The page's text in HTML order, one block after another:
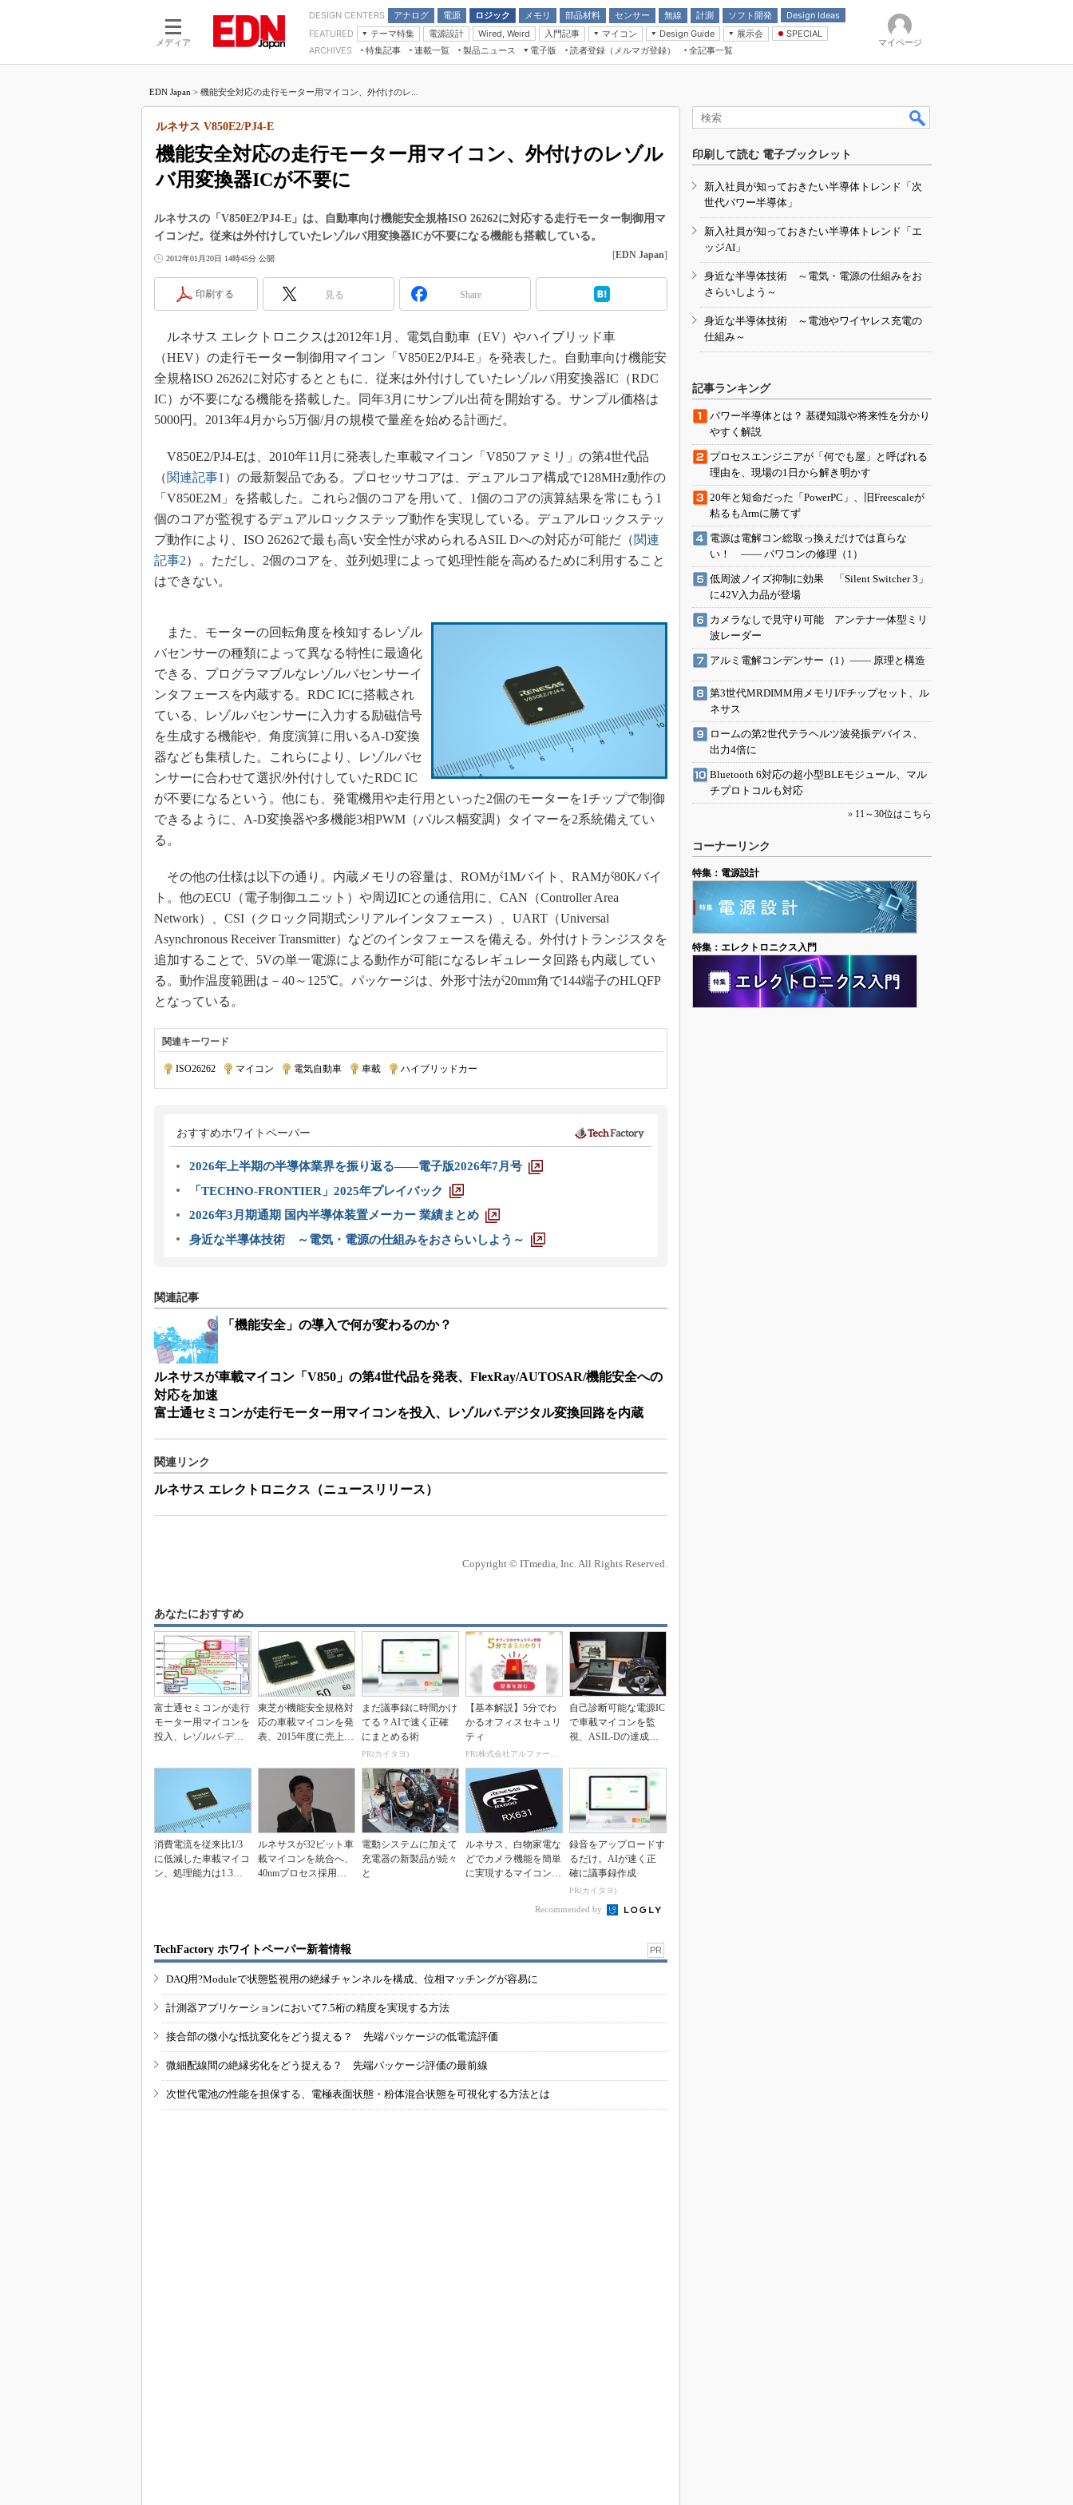
メディア
DESIGN CENTERS アナログ
電源
モーター
ロジック
LSI
メモリ
部品材料
受動部品
センサー 無線 計測 ソフト開発
Design Ideas
アナログ機能回路
計測とテスト
Wired, Weird
FEATURED
テーマ特集
つながるクルマ
エレクトロニクス入門
5G（EE Times Japan）
製品解剖（EE Times Japan）
電源設計 Wired, Weird
入門記事
モーター入門
マイコン
マイコン講座
Design Guide
計測機器
展示会
CEATEC
組込み/エッジコンピューティング展
人とくるま展
SPECIAL
Microchip情報
ARCHIVES 特集記事
連載一覧
マイクロプロセッサ懐古録
用講座
たった2つの式で始めるDC/DCコン
バーターの設計
DC-DCコンバーター活用講座
Wired, Weird
マイコン講座
Q&Aで学ぶマイコン講座
高速シリアル伝送技術講座
アナログ設計のきほん／ADCとノイ
ズ編
めざせ高効率！ モーター駆動入門講
Bluetooth mesh入門
最新記事一覧
計測器メーカーから見た5G
USB Type-Cの登場で評価試験はど
う変わる？
IoT時代の無線規格を知る【Thread
製品ニュース
電子版
電子ブックレット
読者登録（メルマガ登録） 全記事一覧
マイページ
EDN Japan > 機能安全対応の走行モーター用マイコン、外付けのレ...
機能安全対応の走行モーター用マイコン、外付けのレゾル
バ用変換器ICが不要に
ルネサス V850E2/PJ4-E
ルネサスの「V850E2/PJ4-E」は、自動車向け機能安全規格ISO 26262に対応する走行モーター制御用マ
イコンだ。従来は外付けしていたレゾルバ用変換器ICが不要になる機能も搭載している。
2012年01月20日 14時45分 公開 [EDN Japan]
印刷する 見る Share
ルネサス エレクトロニクスは2012年1月、電気自動車（EV）やハイブリッド車
（HEV）の走行モーター制御用マイコン「V850E2/PJ4-E」を発表した。自動車向け機能安
全規格ISO 26262に対応するとともに、従来は外付けしていたレゾルバ用変換器IC（RDC
IC）が不要になる機能を搭載した。同年3月にサンプル出荷を開始する。サンプル価格は
5000円。2013年4月から5万個/月の規模で量産を始める計画だ。
V850E2/PJ4-Eは、2010年11月に発表した車載マイコン「V850ファミリ」の第4世代品
（関連記事1 ）の最新製品である。プロセッサコアは、デュアルコア構成で128MHz動作の
「V850E2M」を搭載した。これら2個のコアを用いて、1個のコアの演算結果を常にもう1
個のコアが監視するデュアルロックステップ動作を実現している。デュアルロックステッ
プ動作により、ISO 26262で最も高い安全性が求められるASIL Dへの対応が可能だ（関連
記事2）。ただし、2個のコアを、並列処理によって処理性能を高めるために利用すること
はできない。
また、モーターの回転角度を検知するレゾル
バセンサーの種類によって異なる特性に最適化
できる、プログラマブルなレゾルバセンサーイ
ンタフェースを内蔵する。RDC ICに搭載され
ている、レゾルバセンサーに入力する励磁信号
を生成する機能や、角度演算に用いるA-D変換
器なども集積した。これらにより、レゾルバセ
ンサーに合わせて選択/外付けしていたRDC IC
が不要になるという。他にも、発電機用や走行用といった2個のモーターを1チップで制御
できるように、A-D変換器や多機能3相PWM（パルス幅変調）タイマーを2系統備えてい
る。
その他の仕様は以下の通り。内蔵メモリの容量は、ROMが1Mバイト、RAMが80Kバイ
ト。他のECU（電子制御ユニット）や周辺ICとの通信用に、CAN（Controller Area
Network）、CSI（クロック同期式シリアルインタフェース）、UART（Universal
Asynchronous Receiver Transmitter）などのインタフェースを備える。外付けトランジスタを
追加することで、5Vの単一電源による動作が可能になるレギュレータ回路も内蔵してい
る。動作温度範囲は－40～125℃。パッケージは、外形寸法が20mm角で144端子のHLQFP
となっている。
関連キーワード
ISO26262 マイコン 電気自動車 車載 ハイブリッドカー
おすすめホワイトペーパー
2026年上半期の半導体業界を振り返る――電子版2026年7月号
「TECHNO-FRONTIER」2025年プレイバック
2026年3月期通期 国内半導体装置メーカー 業績まとめ
身近な半導体技術 ～電気・電源の仕組みをおさらいしよう～
関連記事
「機能安全」の導入で何が変わるのか？
ルネサスが車載マイコン「V850」の第4世代品を発表、FlexRay/AUTOSAR/機能安全への
対応を加速
富士通セミコンが走行モーター用マイコンを投入、レゾルバ‐デジタル変換回路を内蔵
関連リンク
ルネサス エレクトロニクス（ニュースリリース）
Copyright © ITmedia, Inc. All Rights Reserved.
あなたにおすすめ
富士通セミコンが走行
モーター用マイコンを
投入、レゾルバ‐デジ
東芝が機能安全規格対
応の車載マイコンを発
表、2015年度に売上高
まだ議事録に時間かけ
てる？AIで速く正確
にまとめる術
PR(カイタヨ)
【基本解説】5分でわ
かるオフィスセキュリ
ティ
PR(株式会社アルファーテクノ)
自己診断可能な電源IC
で車載マイコンを監
視、ASIL-Dの達成が
消費電流を従来比1/3
に低減した車載マイコ
ン、処理能力は1.3倍
ルネサスが32ビット車
載マイコンを統合へ、
40nmプロセス採用の
電動システムに加えて
充電器の新製品が続々
と
ルネサス、白物家電な
どでカメラ機能を簡単
に実現するマイコンを
録音をアップロードす
るだけ。AIが速く正
確に議事録作成
PR(カイタヨ)
Recommended by
TechFactory ホワイトペーパー新着情報 PR
DAQ用?Moduleで状態監視用の絶縁チャンネルを構成、位相マッチングが容易に
計測器アプリケーションにおいて7.5桁の精度を実現する方法
接合部の微小な抵抗変化をどう捉える？ 先端パッケージの低電流評価
微細配線間の絶縁劣化をどう捉える？ 先端パッケージ評価の最前線
次世代電池の性能を担保する、電極表面状態・粉体混合状態を可視化する方法とは
印刷して読む 電子ブックレット
新入社員が知っておきたい半導体トレンド「次
世代パワー半導体」
新入社員が知っておきたい半導体トレンド「エ
ッジAI」
身近な半導体技術 ～電気・電源の仕組みをお
さらいしよう～
身近な半導体技術 ～電池やワイヤレス充電の
仕組み～
記事ランキング
パワー半導体とは？ 基礎知識や将来性を分かり
やすく解説
プロセスエンジニアが「何でも屋」と呼ばれる
理由を、現場の1日から解き明かす
20年と短命だった「PowerPC」、旧Freescaleが
粘るもArmに勝てず
電源は電解コン総取っ換えだけでは直らな
い！ ―― パワコンの修理（1）
低周波ノイズ抑制に効果 「Silent Switcher 3」
に42V入力品が登場
カメラなしで見守り可能 アンテナ一体型ミリ
波レーダー
アルミ電解コンデンサー（1）―― 原理と構造
第3世代MRDIMM用メモリI/Fチップセット、ル
ネサス
ロームの第2世代テラヘルツ波発振デバイス、
出力4倍に
Bluetooth 6対応の超小型BLEモジュール、マル
チプロトコルも対応
» 11～30位はこちら
コーナーリンク
特集：電源設計
特集：エレクトロニクス入門